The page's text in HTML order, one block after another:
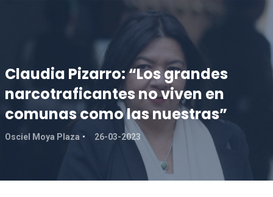
Claudia Pizarro: “Los grandes
narcotraficantes no viven en
comunas como las nuestras”
Osciel Moya Plaza 26-03-2023